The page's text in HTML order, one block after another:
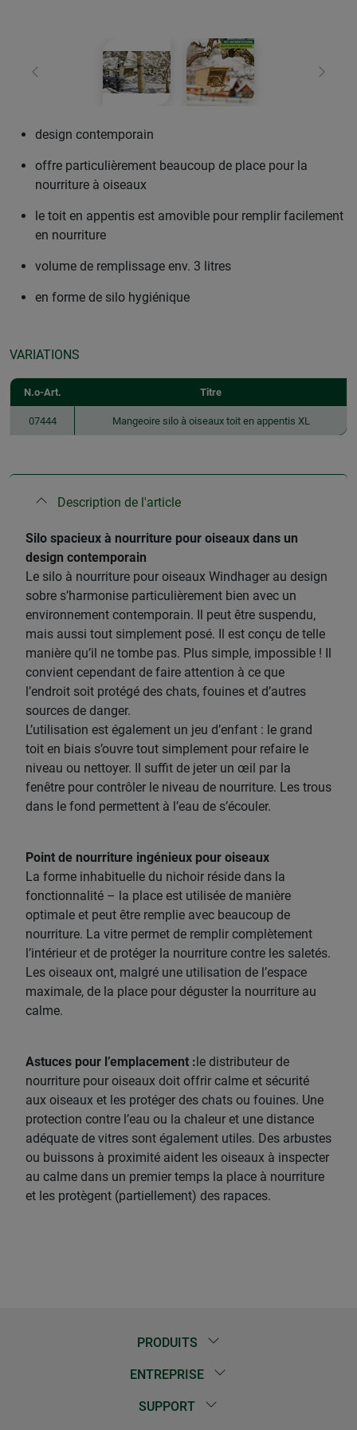
retour
design contemporain
offre particulièrement beaucoup de place pour la
nourriture à oiseaux
le toit en appentis est amovible pour remplir facilement
en nourriture
volume de remplissage env. 3 litres
en forme de silo hygiénique
VARIATIONS
N.o-Art. Titre
07444 Mangeoire silo à oiseaux toit en appentis XL
Description de l'article
Silo spacieux à nourriture pour oiseaux dans un
design contemporain
Le silo à nourriture pour oiseaux Windhager au design
sobre s’harmonise particulièrement bien avec un
environnement contemporain. Il peut être suspendu,
mais aussi tout simplement posé. Il est conçu de telle
manière qu’il ne tombe pas. Plus simple, impossible ! Il
convient cependant de faire attention à ce que
l’endroit soit protégé des chats, fouines et d’autres
sources de danger.
L’utilisation est également un jeu d’enfant : le grand
toit en biais s’ouvre tout simplement pour refaire le
niveau ou nettoyer. Il suffit de jeter un œil par la
fenêtre pour contrôler le niveau de nourriture. Les trous
dans le fond permettent à l’eau de s’écouler.
Point de nourriture ingénieux pour oiseaux
La forme inhabituelle du nichoir réside dans la
fonctionnalité – la place est utilisée de manière
optimale et peut être remplie avec beaucoup de
nourriture. La vitre permet de remplir complètement
l’intérieur et de protéger la nourriture contre les saletés.
Les oiseaux ont, malgré une utilisation de l’espace
maximale, de la place pour déguster la nourriture au
calme.
Astuces pour l’emplacement :le distributeur de
nourriture pour oiseaux doit offrir calme et sécurité
aux oiseaux et les protéger des chats ou fouines. Une
protection contre l’eau ou la chaleur et une distance
adéquate de vitres sont également utiles. Des arbustes
ou buissons à proximité aident les oiseaux à inspecter
au calme dans un premier temps la place à nourriture
et les protègent (partiellement) des rapaces.
PRODUITS
ENTREPRISE
SUPPORT